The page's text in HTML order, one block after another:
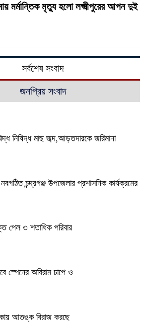
মর্মান্তিক মৃত্যু হলো লক্ষ্মীপুরের আপন দুই
সর্বশেষ সংবাদ
জনপ্রিয় সংবাদ
নিষিদ্ধ মাছ জব্দ,আড়তদারকে জরিমানা
চন্দ্রগঞ্জ উপজেলার প্রশাসনিক কার্যক্রমের
পেল ৩ শতাধিক পরিবার
স্পেনের অবিরাম চাপে ও
আতঙ্ক বিরাজ করছে